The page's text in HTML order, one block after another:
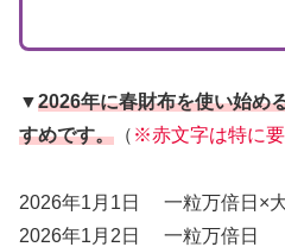
▼2026年に春財布を使い始め
すめです。 （ ※赤文字は特に要
2026年1月1日 一粒万倍日×
2026年1月2日 一粒万倍日